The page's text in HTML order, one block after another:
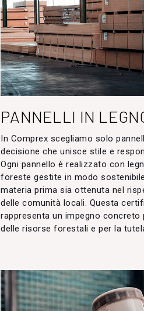
PANNELLI IN
In Comprex scegliamo solo
decisione che unisce stile e
Ogni pannello è realizzato con
foreste gestite in modo
materia prima sia ottenuta nel
delle comunità locali. Questa
rappresenta un impegno concreto
delle risorse forestali e per la